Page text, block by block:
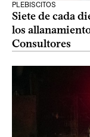
PLEBISCITOS
Siete de cada
los
Consultores